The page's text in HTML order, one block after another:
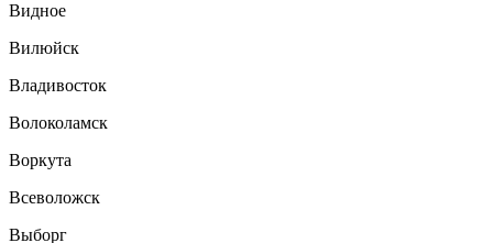
Видное
Вилюйск
Владивосток
Волоколамск
Воркута
Всеволожск
Выборг